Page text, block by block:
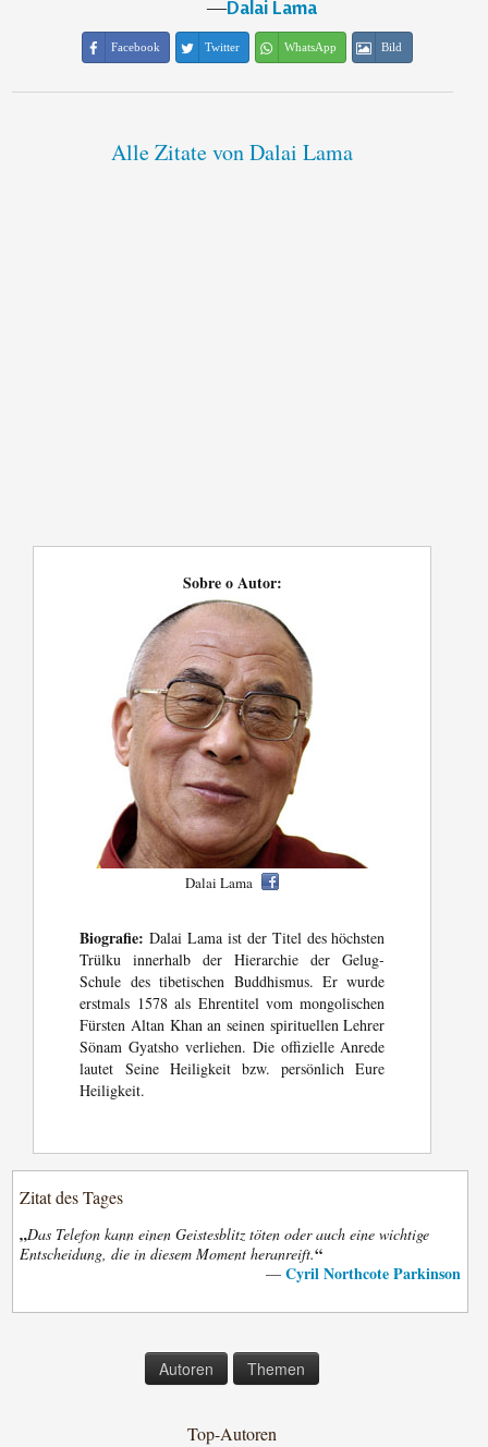
―Dalai Lama
Facebook Twitter WhatsApp Bild
Alle Zitate von Dalai Lama
Sobre o Autor:
Dalai Lama
Biografie: Dalai Lama ist der Titel des höchsten
Trülku innerhalb der Hierarchie der Gelug-
Schule des tibetischen Buddhismus. Er wurde
erstmals 1578 als Ehrentitel vom mongolischen
Fürsten Altan Khan an seinen spirituellen Lehrer
Sönam Gyatsho verliehen. Die offizielle Anrede
lautet Seine Heiligkeit bzw. persönlich Eure
Heiligkeit.
Zitat des Tages
„Das Telefon kann einen Geistesblitz töten oder auch eine wichtige
Entscheidung, die in diesem Moment heranreift.“
— Cyril Northcote Parkinson
Autoren Themen
Top-Autoren